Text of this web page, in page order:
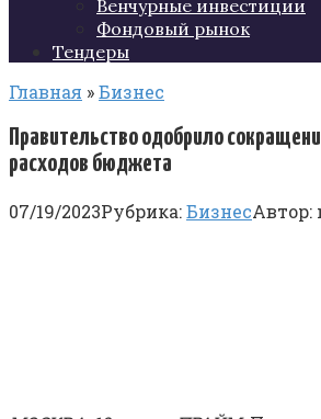
Венчурные инвестиции
Фондовый рынок
Тендеры
Главная »Бизнес
Правительство одобрило
расходов бюджета
07/19/2023Рубрика:БизнесАвтор: